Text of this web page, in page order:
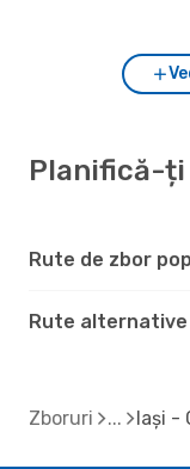
Planifică-
Rute de zbor
Rute alternative
Zboruri Iași -